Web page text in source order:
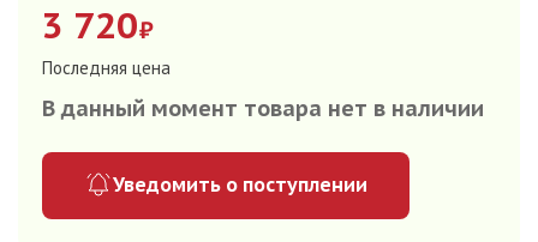
3 720₽
Последняя цена
В данный момент товара нет в наличии
Уведомить о поступлении